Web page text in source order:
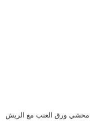
محشي ورق العنب مع الريش